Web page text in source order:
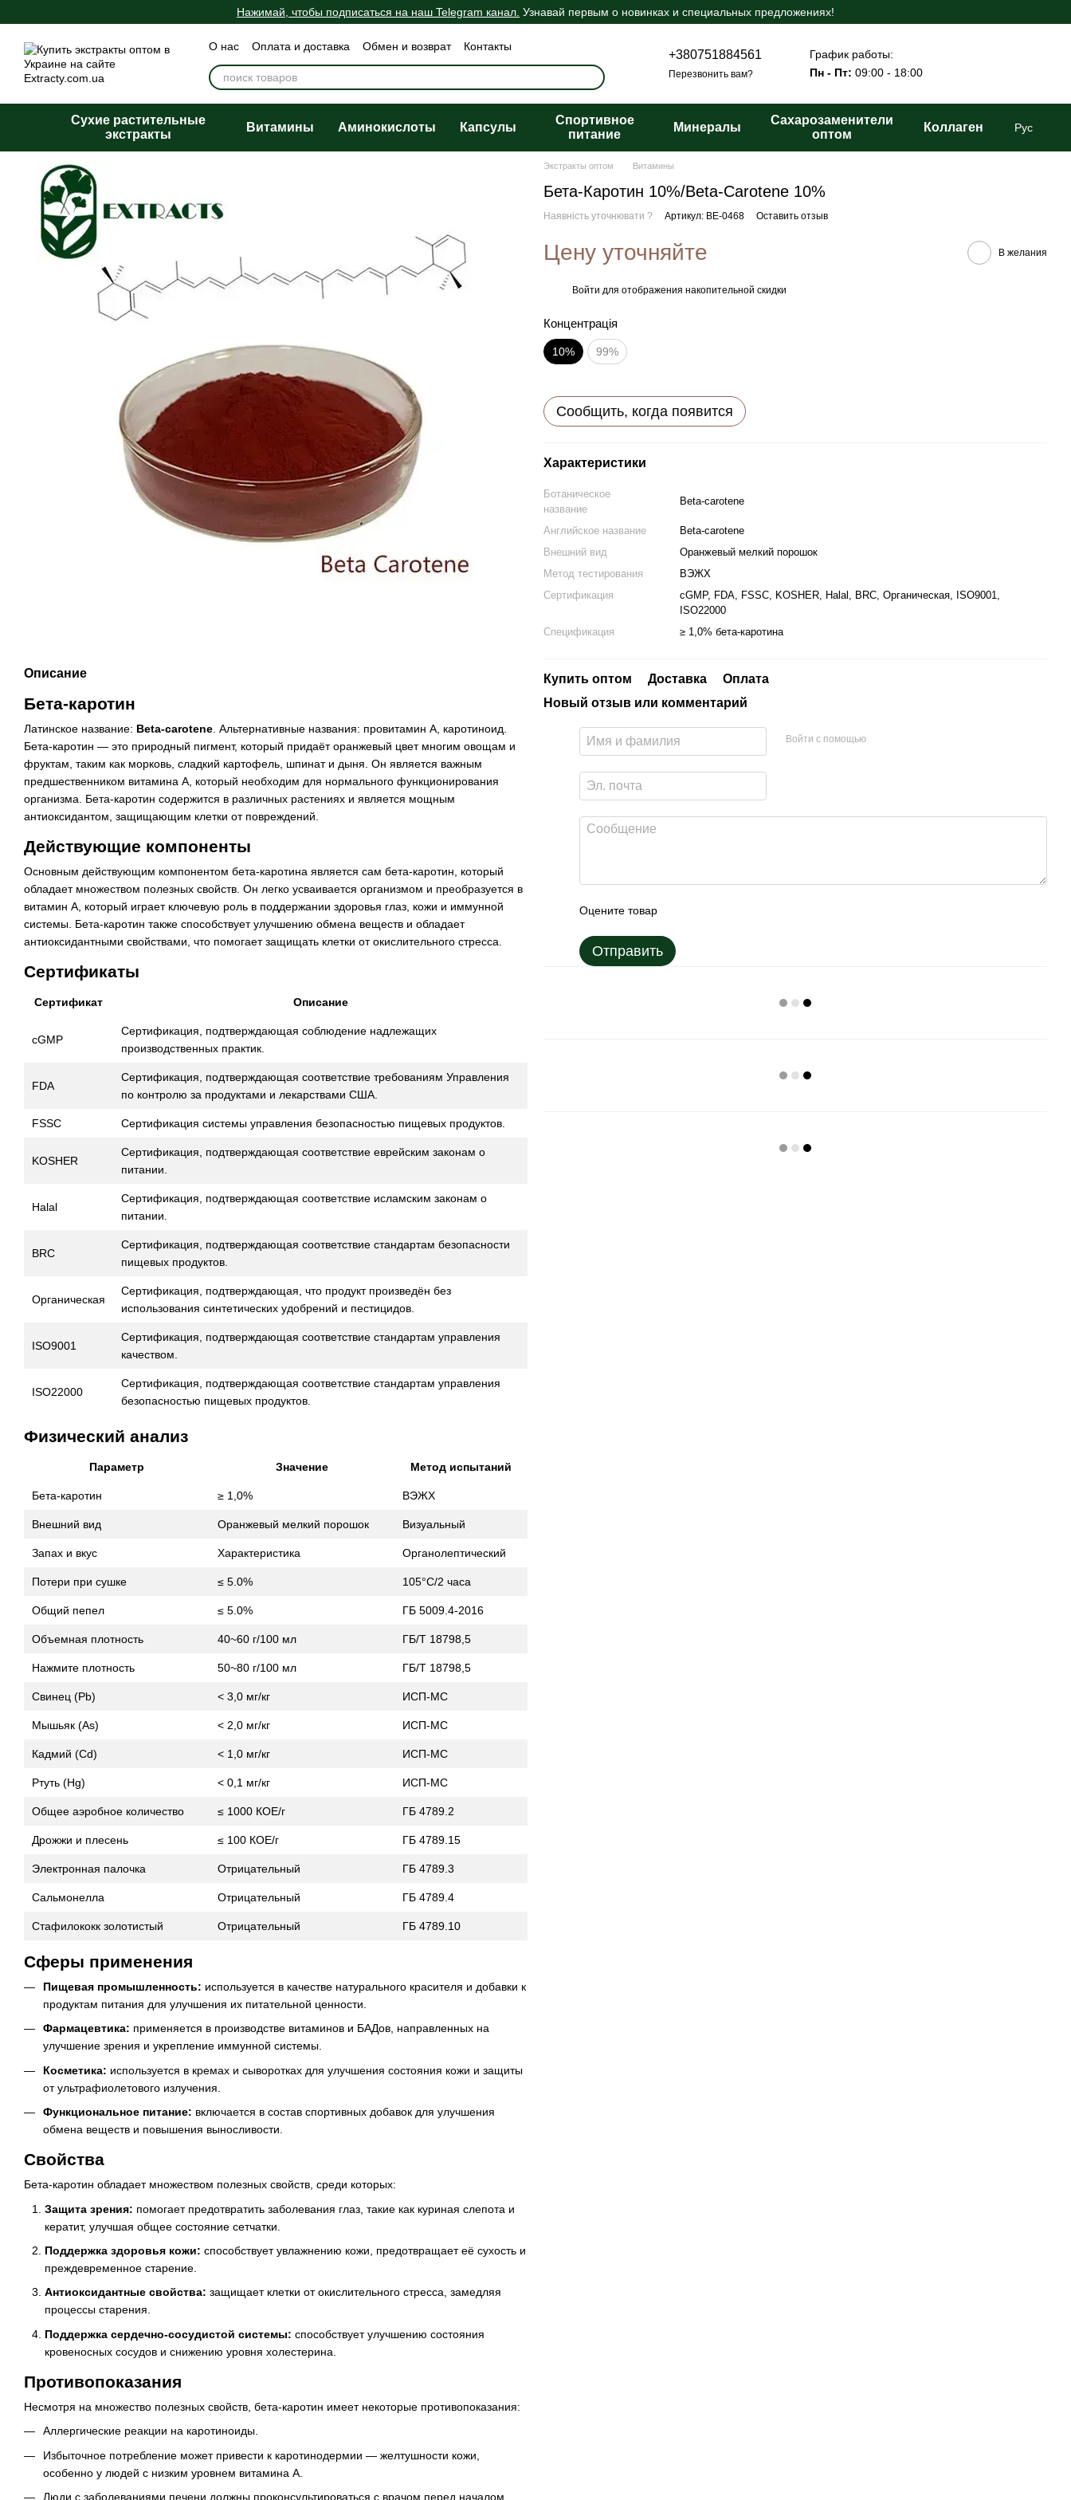
Нажимай, чтобы подписаться на наш Telegram канал. Узнавай первым о новинках и специальных предложениях!
О нас Оплата и доставка Обмен и возврат
Контакты
Пользовательское соглашение
Оферта
+380751884561
Перезвонить вам?
График работы:
Пн - Пт: 09:00 - 18:00
Сухие растительные
экстракты
Витамины Аминокислоты Капсулы
Спортивное
питание
Минералы
Сахарозаменители
оптом
Коллаген Рус
Описание
Бета-каротин
Латинское название: Beta-carotene . Альтернативные названия: провитамин A, каротиноид.
Бета-каротин — это природный пигмент, который придаёт оранжевый цвет многим овощам и
фруктам, таким как морковь, сладкий картофель, шпинат и дыня. Он является важным
предшественником витамина A, который необходим для нормального функционирования
организма. Бета-каротин содержится в различных растениях и является мощным
антиоксидантом, защищающим клетки от повреждений.
Действующие компоненты
Основным действующим компонентом бета-каротина является сам бета-каротин, который
обладает множеством полезных свойств. Он легко усваивается организмом и преобразуется в
витамин A, который играет ключевую роль в поддержании здоровья глаз, кожи и иммунной
системы. Бета-каротин также способствует улучшению обмена веществ и обладает
антиоксидантными свойствами, что помогает защищать клетки от окислительного стресса.
Сертификаты
Сертификат Описание
cGMP
Сертификация, подтверждающая соблюдение надлежащих
производственных практик.
FDA
Сертификация, подтверждающая соответствие требованиям Управления
по контролю за продуктами и лекарствами США.
FSSC Сертификация системы управления безопасностью пищевых продуктов.
KOSHER
Сертификация, подтверждающая соответствие еврейским законам о
питании.
Halal
Сертификация, подтверждающая соответствие исламским законам о
питании.
BRC
Сертификация, подтверждающая соответствие стандартам безопасности
пищевых продуктов.
Органическая
Сертификация, подтверждающая, что продукт произведён без
использования синтетических удобрений и пестицидов.
ISO9001
Сертификация, подтверждающая соответствие стандартам управления
качеством.
ISO22000
Сертификация, подтверждающая соответствие стандартам управления
безопасностью пищевых продуктов.
Физический анализ
Параметр Значение Метод испытаний
Бета-каротин ≥ 1,0% ВЭЖХ
Внешний вид Оранжевый мелкий порошок Визуальный
Запах и вкус Характеристика Органолептический
Потери при сушке ≤ 5.0% 105°C/2 часа
Общий пепел ≤ 5.0% ГБ 5009.4-2016
Объемная плотность 40~60 г/100 мл ГБ/Т 18798,5
Нажмите плотность 50~80 г/100 мл ГБ/Т 18798,5
Свинец (Pb) < 3,0 мг/кг ИСП-МС
Мышьяк (As) < 2,0 мг/кг ИСП-МС
Кадмий (Cd) < 1,0 мг/кг ИСП-МС
Ртуть (Hg) < 0,1 мг/кг ИСП-МС
Общее аэробное количество ≤ 1000 КОЕ/г ГБ 4789.2
Дрожжи и плесень ≤ 100 КОЕ/г ГБ 4789.15
Электронная палочка Отрицательный ГБ 4789.3
Сальмонелла Отрицательный ГБ 4789.4
Стафилококк золотистый Отрицательный ГБ 4789.10
Сферы применения
Пищевая промышленность: используется в качестве натурального красителя и добавки к
продуктам питания для улучшения их питательной ценности.
Фармацевтика: применяется в производстве витаминов и БАДов, направленных на
улучшение зрения и укрепление иммунной системы.
Косметика: используется в кремах и сыворотках для улучшения состояния кожи и защиты
от ультрафиолетового излучения.
Функциональное питание: включается в состав спортивных добавок для улучшения
обмена веществ и повышения выносливости.
Свойства
Бета-каротин обладает множеством полезных свойств, среди которых:
Защита зрения: помогает предотвратить заболевания глаз, такие как куриная слепота и
кератит, улучшая общее состояние сетчатки.
Поддержка здоровья кожи: способствует увлажнению кожи, предотвращает её сухость и
преждевременное старение.
Антиоксидантные свойства: защищает клетки от окислительного стресса, замедляя
процессы старения.
Поддержка сердечно-сосудистой системы: способствует улучшению состояния
кровеносных сосудов и снижению уровня холестерина.
Противопоказания
Несмотря на множество полезных свойств, бета-каротин имеет некоторые противопоказания:
Аллергические реакции на каротиноиды.
Избыточное потребление может привести к каротинодермии — желтушности кожи,
особенно у людей с низким уровнем витамина A.
Люди с заболеваниями печени должны проконсультироваться с врачом перед началом
Экстракты оптом Витамины
Бета-Каротин 10%/Beta-Carotene 10%
Наявність уточнювати ? Артикул: BE-0468 Оставить отзыв
Цену уточняйте В желания
Войти для отображения накопительной скидки
Концентрація
10% 99%
Сообщить, когда появится
Характеристики
Ботаническое
название
Beta-carotene
Английское название
Beta-carotene
Внешний вид
Оранжевый мелкий порошок
Метод тестирования
ВЭЖХ
Сертификация
cGMP, FDA, FSSC, KOSHER, Halal, BRC, Органическая, ISO9001,
ISO22000
Спецификация
≥ 1,0% бета-каротина
Купить оптом Доставка
Оплата
Новый отзыв или комментарий
Войти с помощью
Оцените товар
Отправить